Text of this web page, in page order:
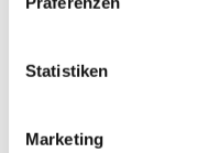
Statistiken
Marketing
Fertigung
Service
Schulungen